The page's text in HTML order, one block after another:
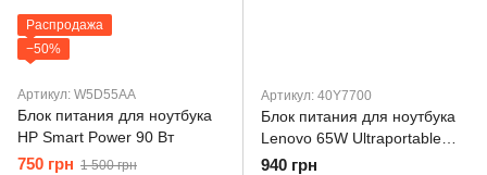
Распродажа
−50%
Артикул: W5D55AA
Блок питания для ноутбука
HP Smart Power 90 Вт
750 грн 1 500 грн
Артикул: 40Y7700
Блок питания для ноутбука
Lenovo 65W Ultraportable
(40Y7700)
940 грн